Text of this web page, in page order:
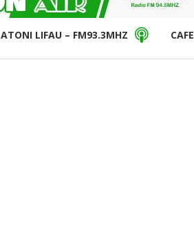
ATONI LIFAU – FM93.3MHZ